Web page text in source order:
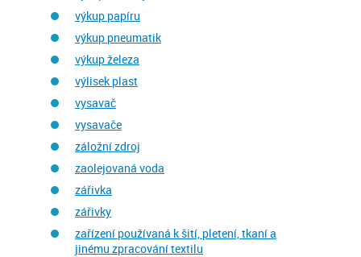
výkup papíru
výkup pneumatik
výkup železa
výlisek plast
vysavač
vysavače
záložní zdroj
zaolejovaná voda
zářivka
zářivky
zařízení používaná k šití, pletení, tkaní a
jinému zpracování textilu